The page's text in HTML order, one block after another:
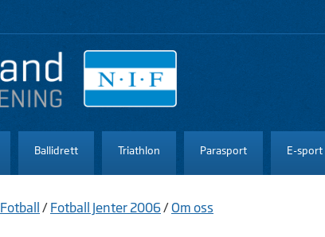
Ballidrett Triathlon Parasport E-sport
Fotball / Fotball Jenter 2006/Om oss